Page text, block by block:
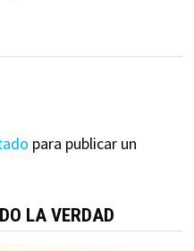
para publicar un
LA VERDAD